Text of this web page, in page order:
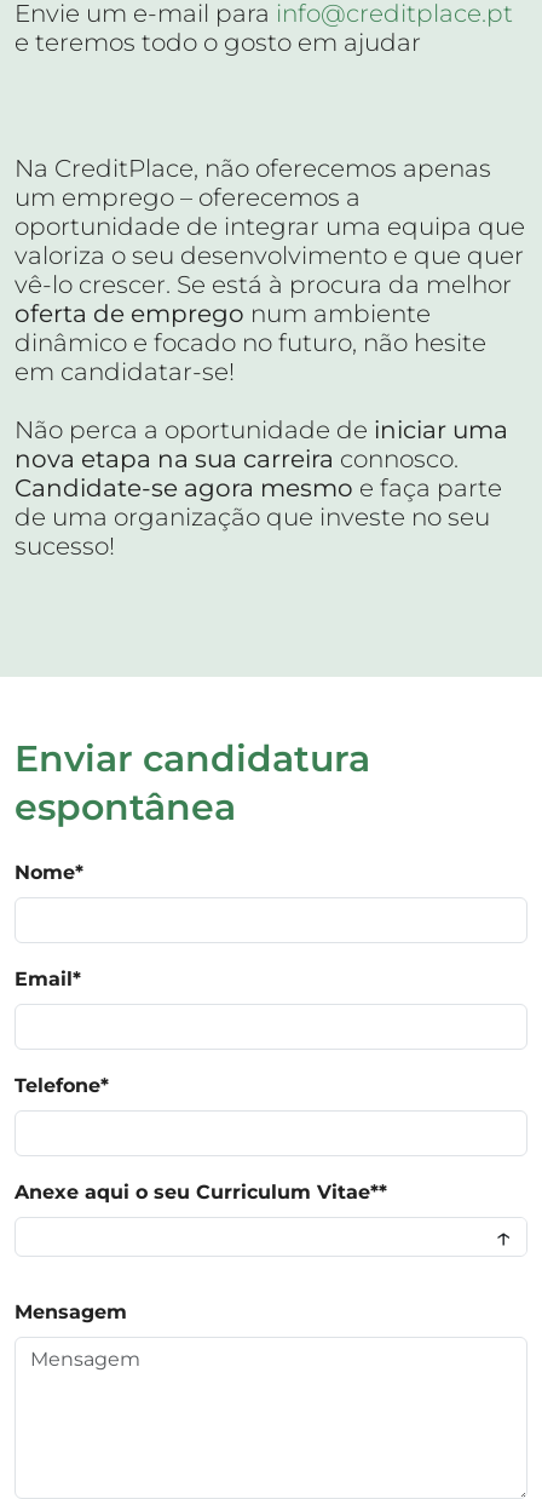
Envie um e-mail para info@creditplace.pt
e teremos todo o gosto em ajudar
Na CreditPlace, não oferecemos apenas
um emprego – oferecemos a
oportunidade de integrar uma equipa que
valoriza o seu desenvolvimento e que quer
vê-lo crescer. Se está à procura da melhor
oferta de emprego num ambiente
dinâmico e focado no futuro, não hesite
em candidatar-se!
Não perca a oportunidade de iniciar uma
nova etapa na sua carreira connosco.
Candidate-se agora mesmo e faça parte
de uma organização que investe no seu
sucesso!
Enviar candidatura
espontânea
Nome*
Email*
Telefone*
Anexe aqui o seu Curriculum Vitae**
↑
Mensagem